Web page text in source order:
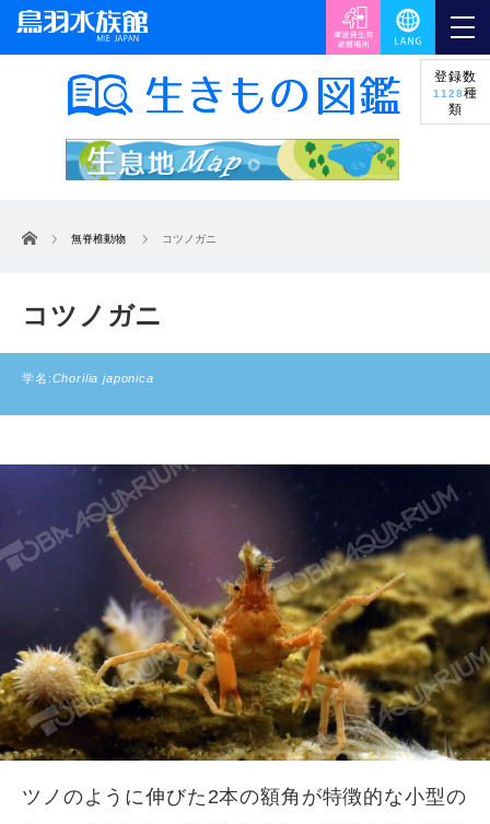
登録数
1128種
類
ホーム 無脊椎動物 コツノガニ
コツノガニ
学名:Chorilia japonica
ツノのように伸びた2本の額角が特徴的な小型の